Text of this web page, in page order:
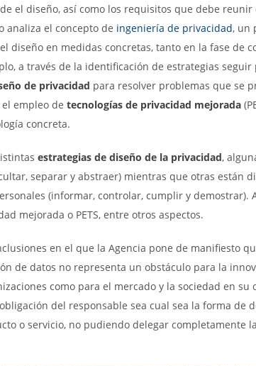
el diseño, así como los requisitos que debe
analiza el concepto de ingeniería de privacidad, un
diseño en medidas concretas, tanto en la fase de
a través de la identificación de estrategias
de privacidad para resolver problemas que se
empleo de tecnologías de privacidad mejorada
concreta.
estrategias de diseño de la privacidad,
separar y abstraer) mientras que otras están
(informar, controlar, cumplir y demostrar).
mejorada o PETS, entre otros aspectos.
en el que la Agencia pone de manifiesto
de datos no representa un obstáculo para la
como para el mercado y la sociedad en su
del responsable sea cual sea la forma de
o servicio, no pudiendo delegar completamente